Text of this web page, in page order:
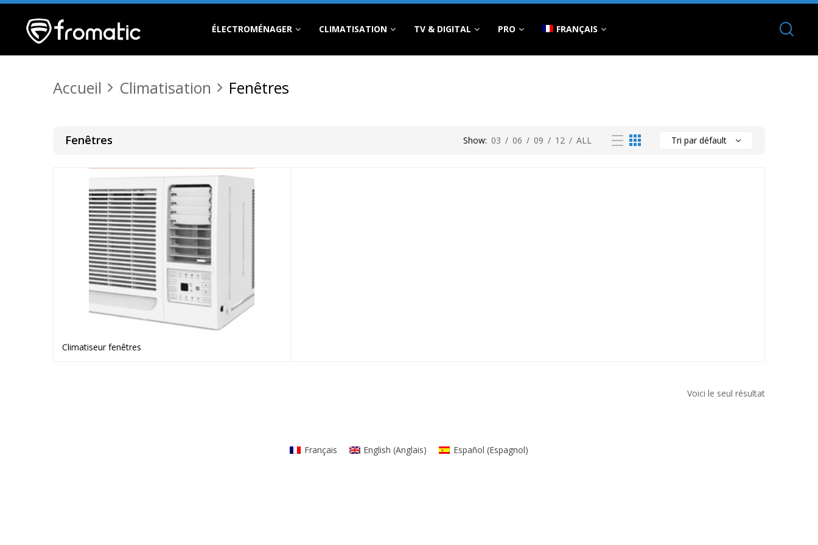
ÉLECTROMÉNAGER CLIMATISATION TV & DIGITAL PRO FRANÇAIS
Accueil Climatisation Fenêtres
Fenêtres Show: 03 / 06 / 09 / 12 / ALL Tri par défault
Climatiseur fenêtres
Voici le seul résultat
Français English (Anglais) Español (Espagnol)